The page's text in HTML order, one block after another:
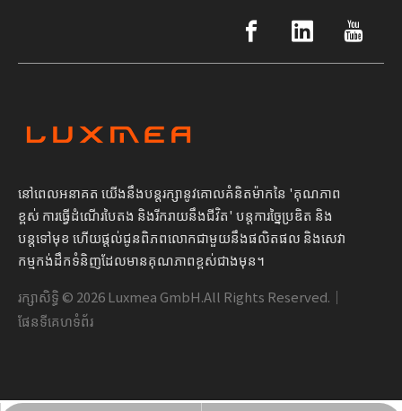
នៅពេលអនាគត យើងនឹងបន្តរក្សានូវគោលគំនិតម៉ាកនៃ 'គុណភាព
ខ្ពស់ ការធ្វើដំណើរបៃតង និងរីករាយនឹងជីវិត' បន្តការច្នៃប្រឌិត និង
បន្តទៅមុខ ហើយផ្តល់ជូនពិភពលោកជាមួយនឹងផលិតផល និងសេវា
កម្មកង់ដឹកទំនិញដែលមានគុណភាពខ្ពស់ជាងមុន។
រក្សាសិទ្ធិ © 2026Luxmea GmbH.All Rights Reserved.｜
ផែនទីគេហទំព័រ